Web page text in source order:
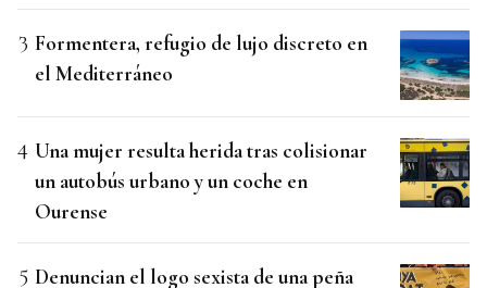
Formentera, refugio de lujo discreto en
el Mediterráneo
Una mujer resulta herida tras colisionar
un autobús urbano y un coche en
Ourense
Denuncian el logo sexista de una peña